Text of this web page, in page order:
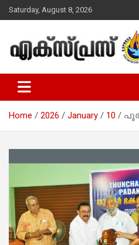
Skip
to
Saturday, August 8, 2026
Express Herald
Christian News
Home 2026 January 10